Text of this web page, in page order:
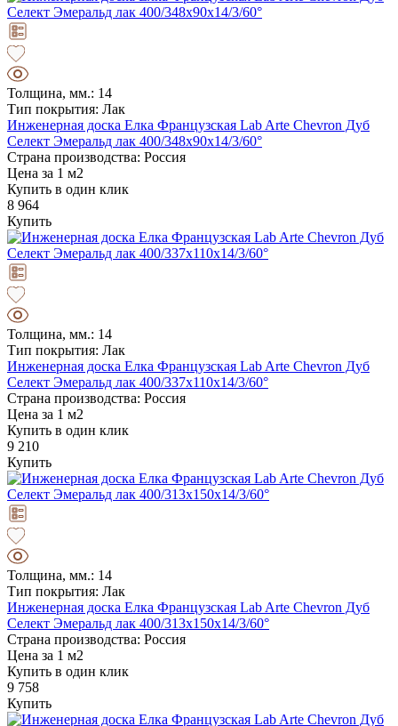
Толщина, мм.: 14
Тип покрытия: Лак
Инженерная доска Елка Французская Lab Arte Chevron Дуб
Селект Эмеральд лак 400/348х90х14/3/60°
Страна производства: Россия
Цена за 1 м2
Купить в один клик
8 964
Купить
Толщина, мм.: 14
Тип покрытия: Лак
Инженерная доска Елка Французская Lab Arte Chevron Дуб
Селект Эмеральд лак 400/337х110х14/3/60°
Страна производства: Россия
Цена за 1 м2
Купить в один клик
9 210
Купить
Толщина, мм.: 14
Тип покрытия: Лак
Инженерная доска Елка Французская Lab Arte Chevron Дуб
Селект Эмеральд лак 400/313х150х14/3/60°
Страна производства: Россия
Цена за 1 м2
Купить в один клик
9 758
Купить